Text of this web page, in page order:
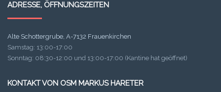
ADRESSE, ÖFFNUNGSZEITEN
Alte Schottergrube, A-7132 Frauenkirchen
Samstag: 13:00-17:00
Sonntag: 08:30-12:00 und 13:00-17:00 (Kantine hat geöffnet)
KONTAKT VON OSM MARKUS HARETER